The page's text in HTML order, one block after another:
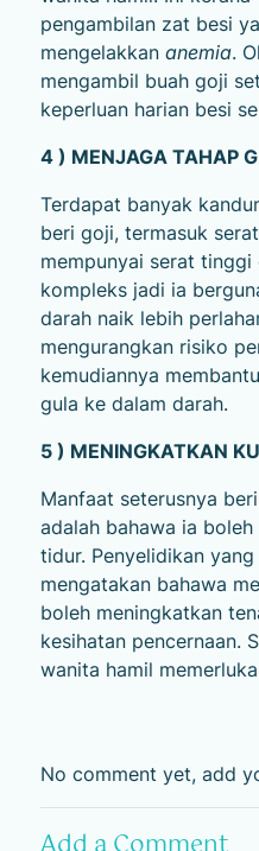
pengambilan zat besi
mengelakkan anemia.
mengambil buah goji
keperluan harian besi
4 ) MENJAGA TAHAP
Terdapat banyak
beri goji, termasuk
mempunyai serat
kompleks jadi ia
darah naik lebih
mengurangkan risiko
kemudiannya
gula ke dalam darah.
5 ) MENINGKATKAN
Manfaat seterusnya
adalah bahawa ia
tidur. Penyelidikan
mengatakan bahawa
boleh meningkatkan
kesihatan pencernaan.
wanita hamil
No comment yet, add